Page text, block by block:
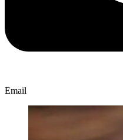
Email